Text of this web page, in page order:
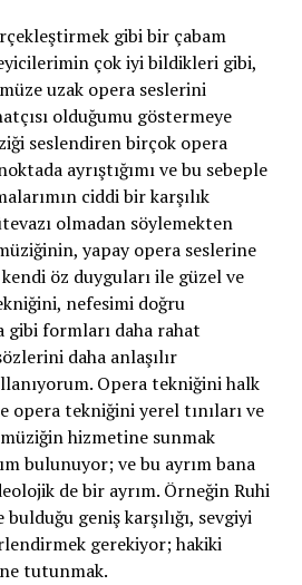
gibi bir çabam
çok iyi bildikleri gibi,
uzak opera seslerini
olduğumu göstermeye
seslendiren birçok opera
ayrıştığımı ve bu sebeple
ciddi bir karşılık
olmadan söylemekten
yapay opera seslerine
öz duyguları ile güzel ve
nefesimi doğru
gibi formları daha rahat
daha anlaşılır
Opera tekniğini halk
opera tekniğini yerel tınıları ve
hizmetine sunmak
bulunuyor; ve bu ayrım bana
de bir ayrım. Örneğin Ruhi
geniş karşılığı, sevgiyi
gerekiyor; hakiki
tutunmak.